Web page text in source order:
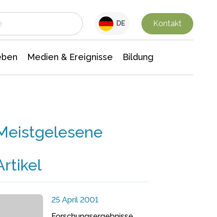
DE Kontakt
Medien & Ereignisse Bildung
25 April 2001